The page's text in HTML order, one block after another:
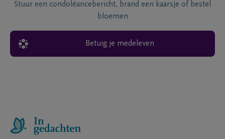
Stuur een condoléancebericht, brand een kaarsje of bestel
bloemen
Betuig je medeleven